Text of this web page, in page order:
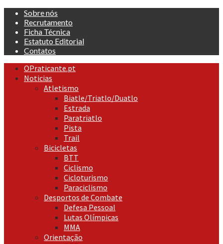
Skip
content
Sobre nós
Recrutamento
Ficha Técnica
Estatuto Editorial
Contatos
Primary
Menu
OPraticante.pt
Noticias
Atletismo
Biatle/Triatlo/Duatlo
Estrada
Paratriatlo
Pista
Trail
Bicicletas
BTT
Ciclismo
Cicloturismo
Paraciclismo
Desportos de Combate
Defesa Pessoal
Lutas Olímpicas
MMA
Orientação